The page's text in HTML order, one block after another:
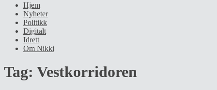
Hjem
Nyheter
Politikk
Digitalt
Idrett
Om Nikki
Tag: Vestkorridoren